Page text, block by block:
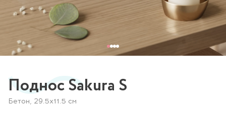
Поднос Sakura S
Бетон, 29.5x11.5 см